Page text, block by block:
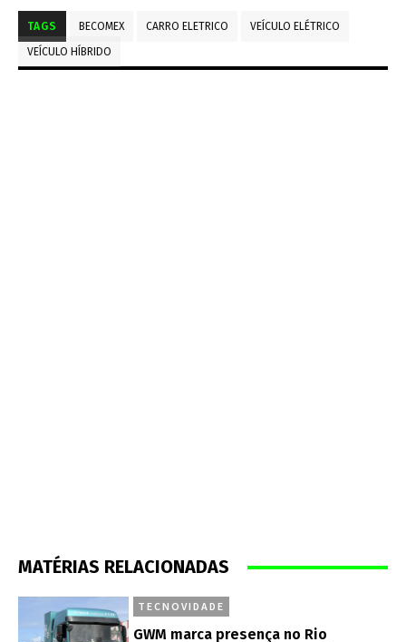
TAGS BECOMEX CARRO ELETRICO
VEÍCULO ELÉTRICO
VEÍCULO HÍBRIDO
MATÉRIAS RELACIONADAS
TECNOVIDADE
GWM marca presença no Rio